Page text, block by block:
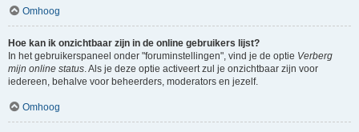
Omhoog
Hoe kan ik onzichtbaar zijn in de online gebruikers lijst?
In het gebruikerspaneel onder "foruminstellingen", vind je de optie Verberg
mijn online status . Als je deze optie activeert zul je onzichtbaar zijn voor
iedereen, behalve voor beheerders, moderators en jezelf.
Omhoog